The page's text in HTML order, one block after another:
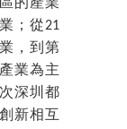
的產業
；從21
，到第
業為主
深圳都
新相互